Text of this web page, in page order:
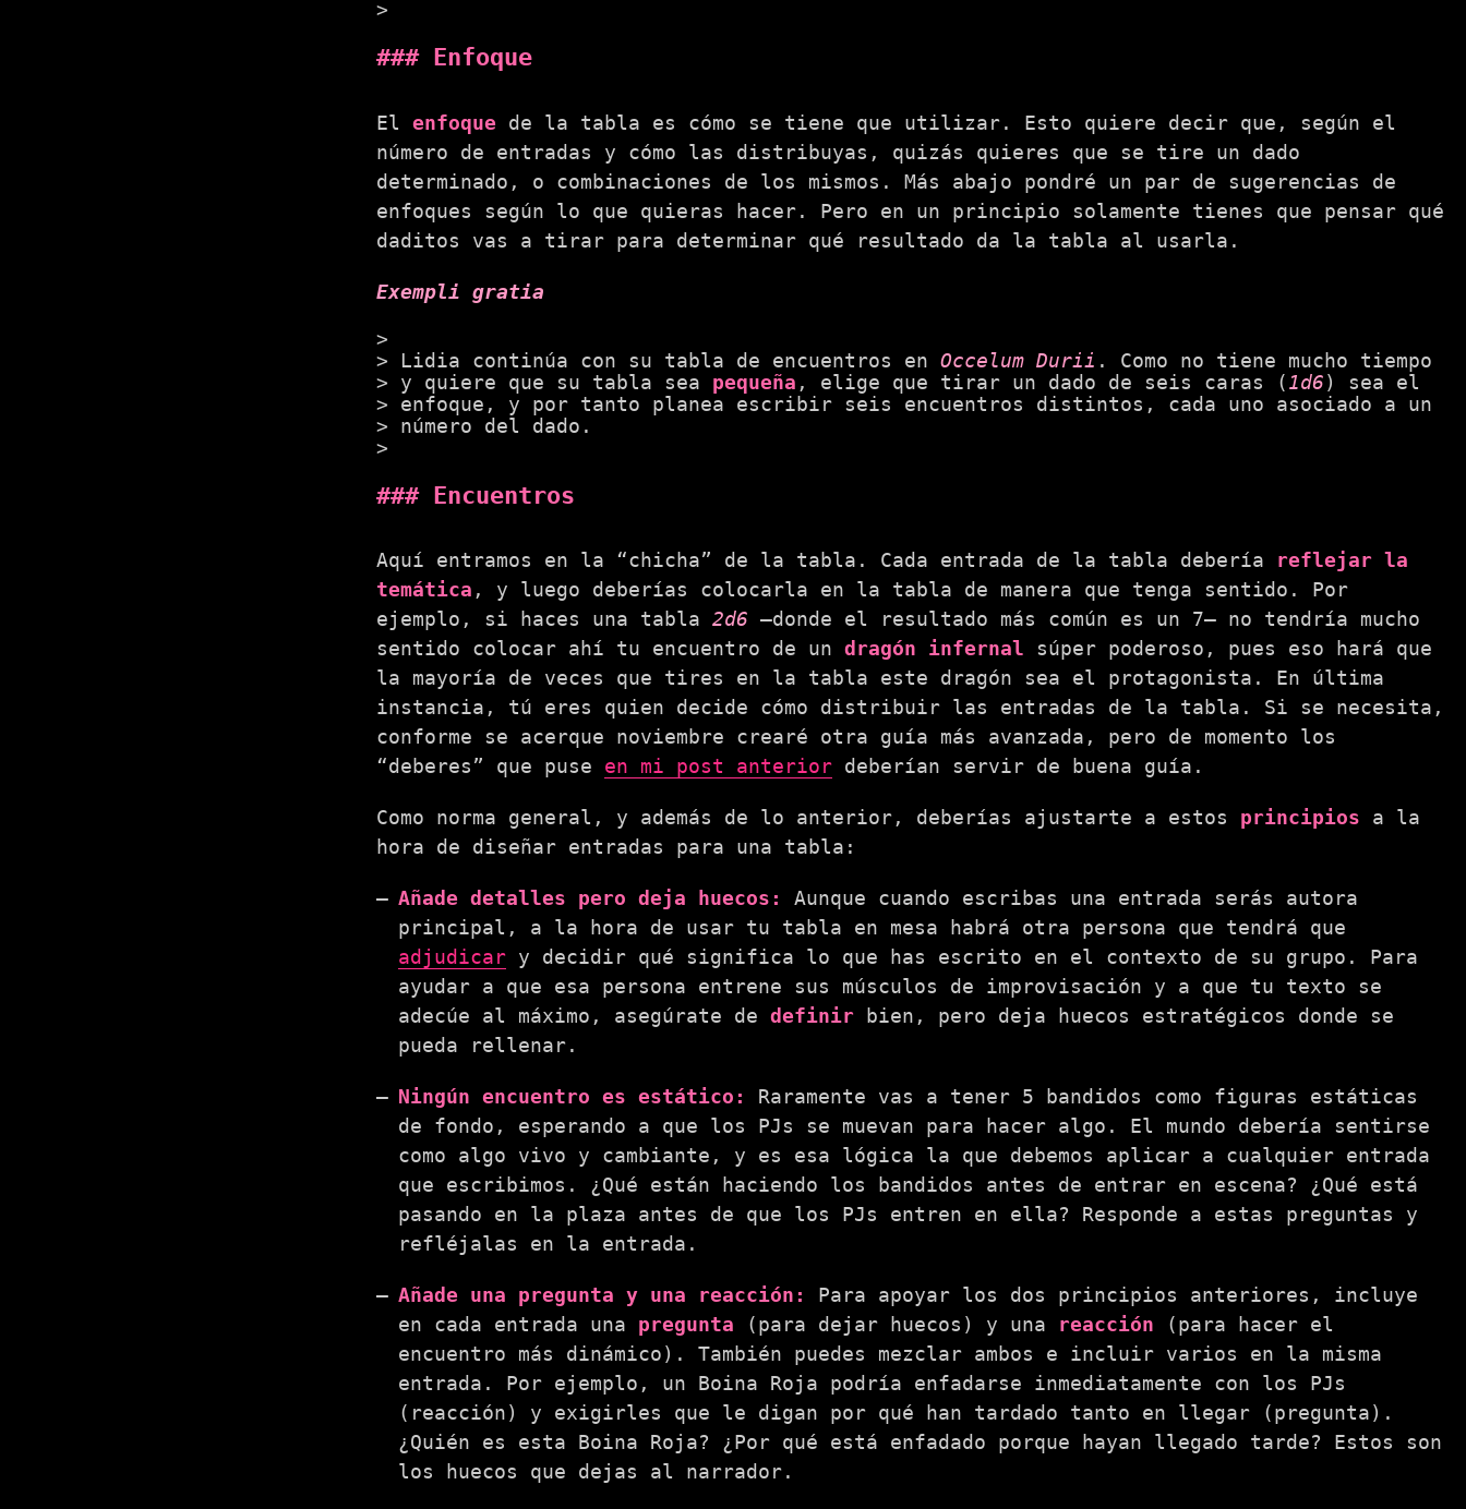
Enfoque
El enfoque de la tabla es cómo se tiene que utilizar. Esto quiere decir que, según el
número de entradas y cómo las distribuyas, quizás quieres que se tire un dado
determinado, o combinaciones de los mismos. Más abajo pondré un par de sugerencias de
enfoques según lo que quieras hacer. Pero en un principio solamente tienes que pensar qué
daditos vas a tirar para determinar qué resultado da la tabla al usarla.
Exempli gratia
Lidia continúa con su tabla de encuentros en Occelum Durii . Como no tiene mucho tiempo
y quiere que su tabla sea pequeña , elige que tirar un dado de seis caras (1d6) sea el
enfoque, y por tanto planea escribir seis encuentros distintos, cada uno asociado a un
número del dado.
Encuentros
Aquí entramos en la “chicha” de la tabla. Cada entrada de la tabla debería reflejar la
temática , y luego deberías colocarla en la tabla de manera que tenga sentido. Por
ejemplo, si haces una tabla 2d6 —donde el resultado más común es un 7— no tendría mucho
sentido colocar ahí tu encuentro de un dragón infernal súper poderoso, pues eso hará que
la mayoría de veces que tires en la tabla este dragón sea el protagonista. En última
instancia, tú eres quien decide cómo distribuir las entradas de la tabla. Si se necesita,
conforme se acerque noviembre crearé otra guía más avanzada, pero de momento los
“deberes” que puse en mi post anterior deberían servir de buena guía.
Como norma general, y además de lo anterior, deberías ajustarte a estos principios a la
hora de diseñar entradas para una tabla:
Añade detalles pero deja huecos:
Aunque cuando escribas una entrada serás autora
principal, a la hora de usar tu tabla en mesa habrá otra persona que tendrá que
adjudicar y decidir qué significa lo que has escrito en el contexto de su grupo. Para
ayudar a que esa persona entrene sus músculos de improvisación y a que tu texto se
adecúe al máximo, asegúrate de definir bien, pero deja huecos estratégicos donde se
pueda rellenar.
Ningún encuentro es estático:
Raramente vas a tener 5 bandidos como figuras estáticas
de fondo, esperando a que los PJs se muevan para hacer algo. El mundo debería sentirse
como algo vivo y cambiante, y es esa lógica la que debemos aplicar a cualquier entrada
que escribimos. ¿Qué están haciendo los bandidos antes de entrar en escena? ¿Qué está
pasando en la plaza antes de que los PJs entren en ella? Responde a estas preguntas y
refléjalas en la entrada.
Añade una pregunta y una reacción:
Para apoyar los dos principios anteriores, incluye
en cada entrada una pregunta (para dejar huecos) y una reacción (para hacer el
encuentro más dinámico). También puedes mezclar ambos e incluir varios en la misma
entrada. Por ejemplo, un Boina Roja podría enfadarse inmediatamente con los PJs
(reacción) y exigirles que le digan por qué han tardado tanto en llegar (pregunta).
¿Quién es esta Boina Roja? ¿Por qué está enfadado porque hayan llegado tarde? Estos son
los huecos que dejas al narrador.